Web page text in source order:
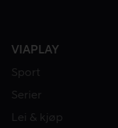
VIAPLAY
Sport
Serier
Lei & kjøp